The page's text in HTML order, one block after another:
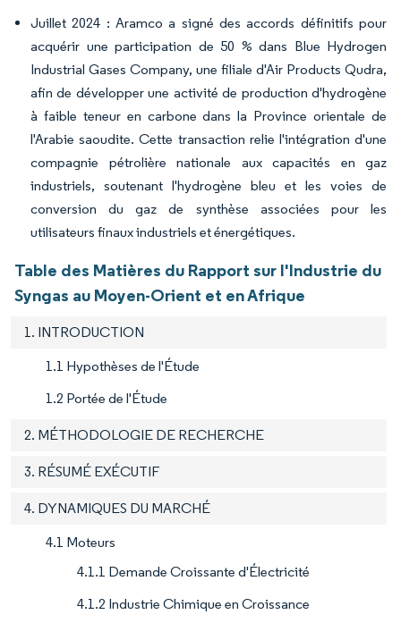
Juillet 2024 : Aramco a signé des accords définitifs pour
acquérir une participation de 50 % dans Blue Hydrogen
Industrial Gases Company, une filiale d'Air Products Qudra,
afin de développer une activité de production d'hydrogène
à faible teneur en carbone dans la Province orientale de
l'Arabie saoudite. Cette transaction relie l'intégration d'une
compagnie pétrolière nationale aux capacités en gaz
industriels, soutenant l'hydrogène bleu et les voies de
conversion du gaz de synthèse associées pour les
utilisateurs finaux industriels et énergétiques.
Table des Matières du Rapport sur l'Industrie du
Syngas au Moyen-Orient et en Afrique
1. INTRODUCTION
1.1 Hypothèses de l'Étude
1.2 Portée de l'Étude
2. MÉTHODOLOGIE DE RECHERCHE
3. RÉSUMÉ EXÉCUTIF
4. DYNAMIQUES DU MARCHÉ
4.1 Moteurs
4.1.1 Demande Croissante d'Électricité
4.1.2 Industrie Chimique en Croissance